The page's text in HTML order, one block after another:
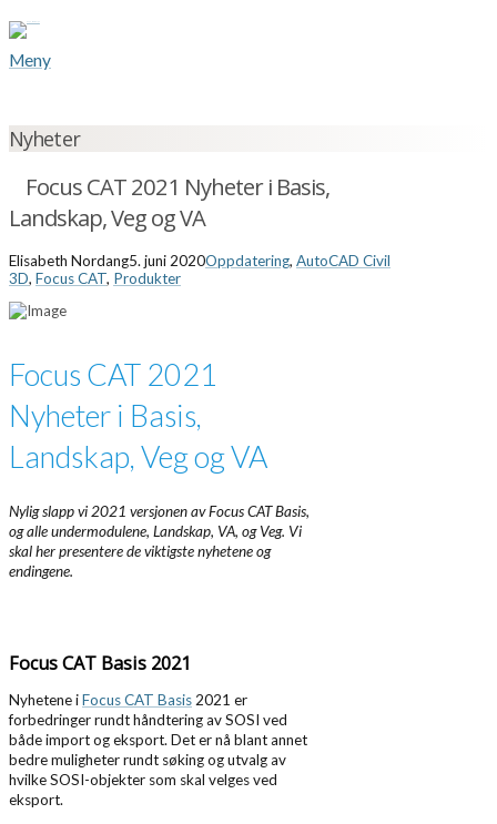
Meny
Nyheter
Focus CAT 2021 Nyheter i Basis,
Landskap, Veg og VA
Elisabeth Nordang5. juni 2020Oppdatering, AutoCAD Civil
3D, Focus CAT, Produkter
Focus CAT 2021
Nyheter i Basis,
Landskap, Veg og VA
Nylig slapp vi 2021 versjonen av Focus CAT Basis,
og alle undermodulene, Landskap, VA, og Veg. Vi
skal her presentere de viktigste nyhetene og
endingene.
Focus CAT Basis 2021
Nyhetene iFocus CAT Basis2021 er
forbedringer rundt håndtering av SOSI ved
både import og eksport. Det er nå blant annet
bedre muligheter rundt søking og utvalg av
hvilke SOSI-objekter som skal velges ved
eksport.